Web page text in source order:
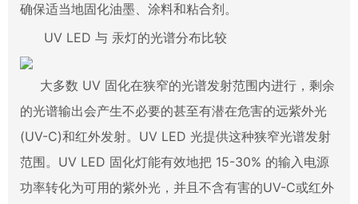
确保适当地固化油墨、涂料和粘合剂。
UV LED 与 汞灯的光谱分布比较
大多数 UV 固化在狭窄的光谱发射范围内进行，剩余
的光谱输出会产生不必要的甚至有潜在危害的远紫外光
(UV-C)和红外发射。UV LED 光提供这种狭窄光谱发射
范围。UV LED 固化灯能有效地把 15-30% 的输入电源
功率转化为可用的紫外光，并且不含有害的UV-C或红外